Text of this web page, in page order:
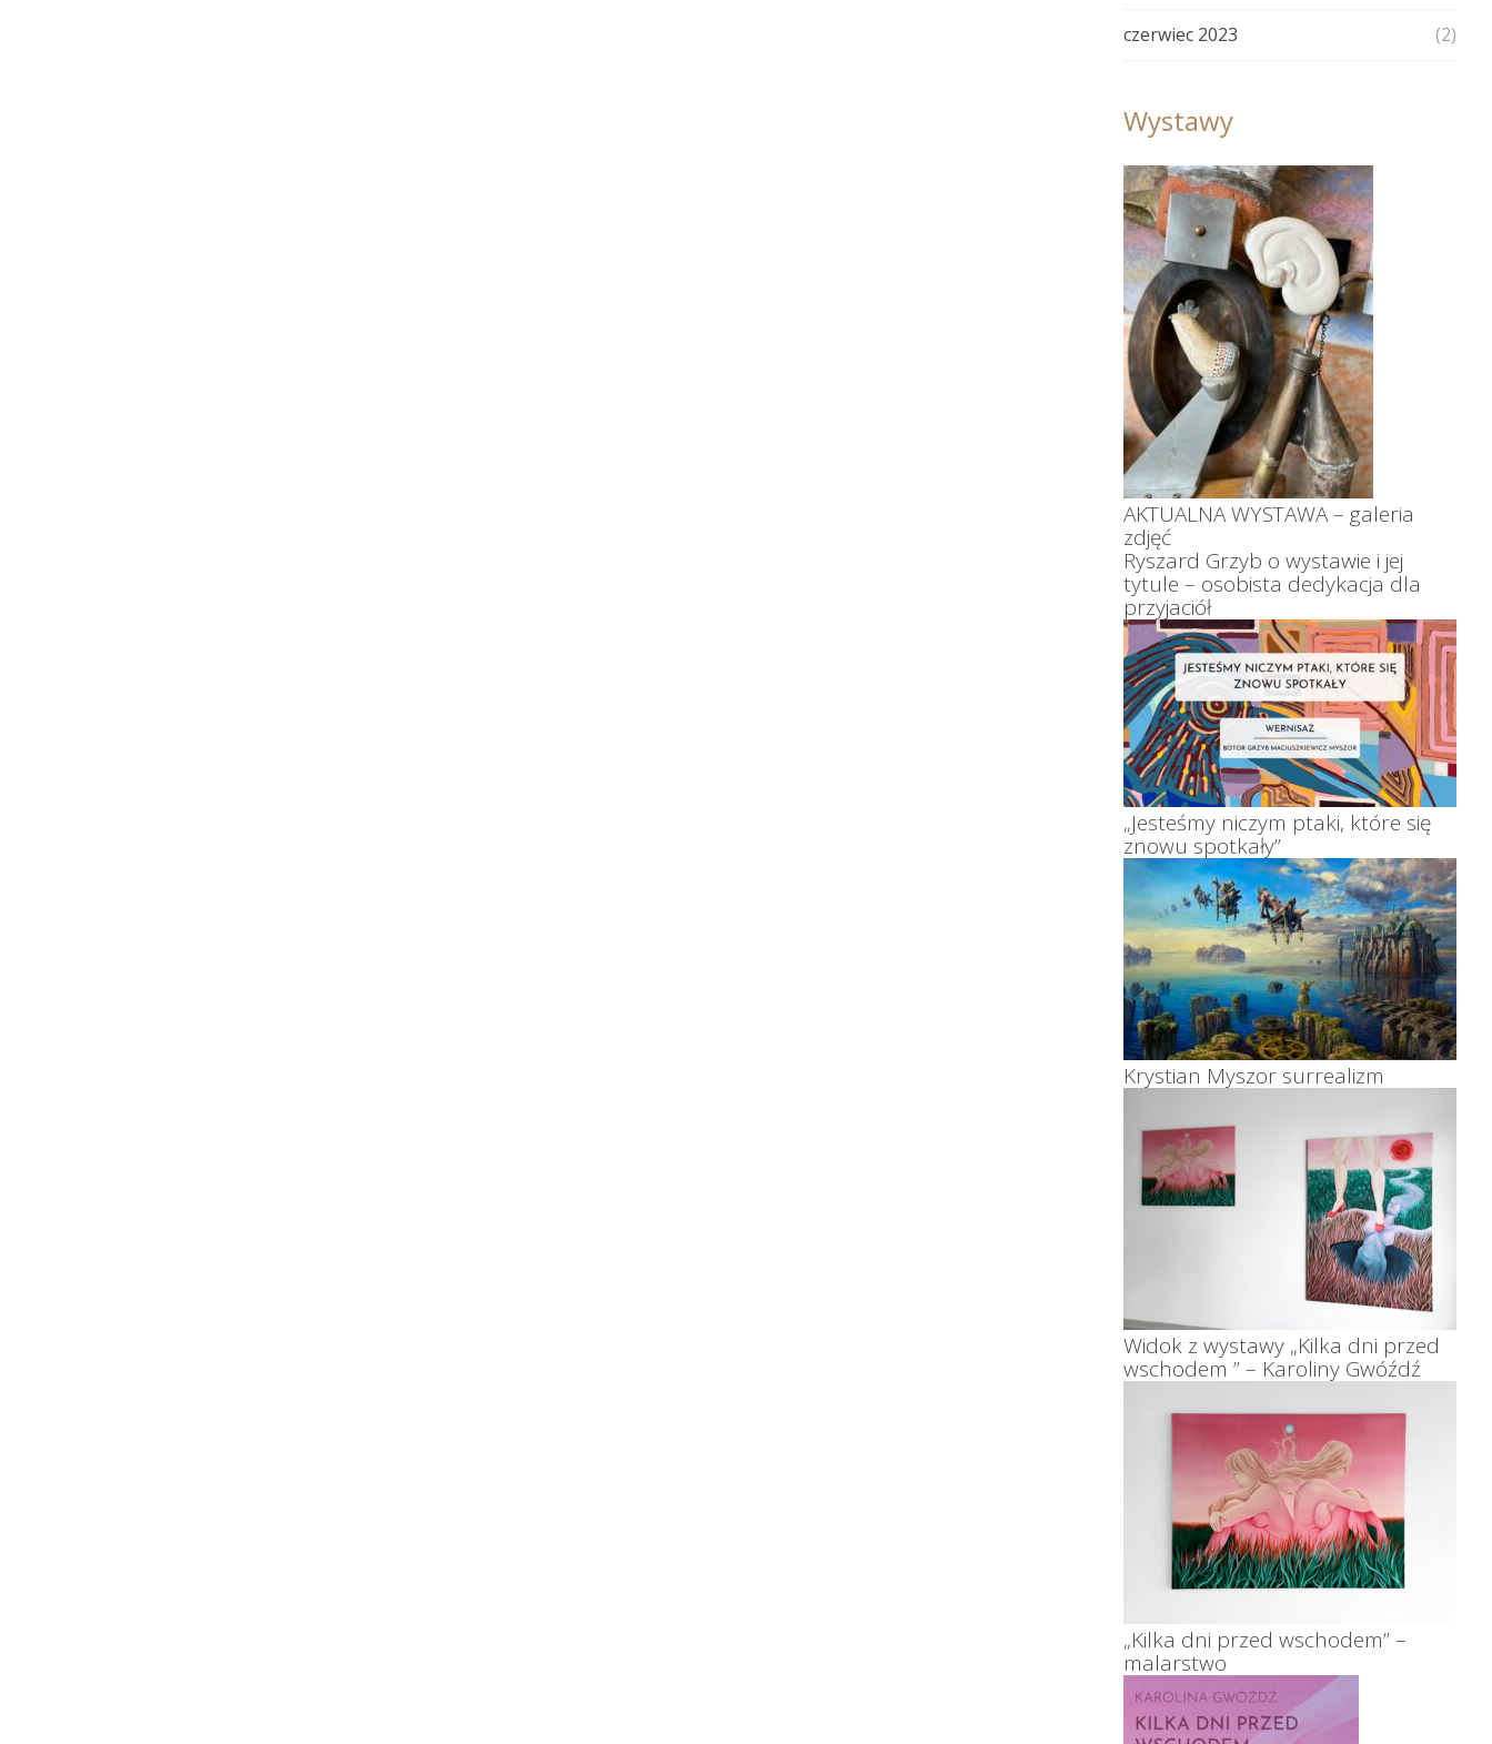
czerwiec 2023 (2)
Wystawy
AKTUALNA WYSTAWA – galeria
zdjęć
Ryszard Grzyb o wystawie i jej
tytule – osobista dedykacja dla
przyjaciół
„Jesteśmy niczym ptaki, które się
znowu spotkały”
Krystian Myszor surrealizm
Widok z wystawy „Kilka dni przed
wschodem ” – Karoliny Gwóźdź
„Kilka dni przed wschodem” –
malarstwo